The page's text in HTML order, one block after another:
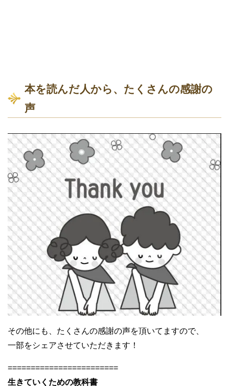
本を読んだ人から、たくさんの感謝の
声
その他にも、たくさんの感謝の声を頂いてますので、
一部をシェアさせていただきます！
========================
生きていくための教科書